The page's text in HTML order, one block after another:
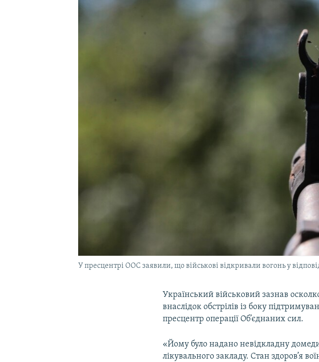
У пресцентрі ООС заявили, що військові відкривали вогонь у
Український військовий зазнав
внаслідок обстрілів із боку
пресцентр операції Об’єднаних сил.
«Йому було надано невідкладну
лікувального закладу. Стан здоров’я